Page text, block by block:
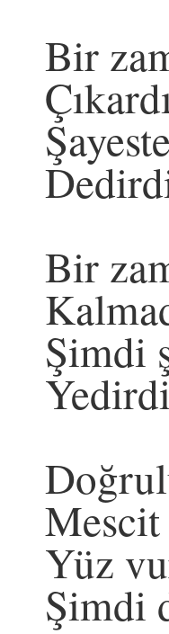
Bir
Bir
Şimdi
Yüz
Şimdi